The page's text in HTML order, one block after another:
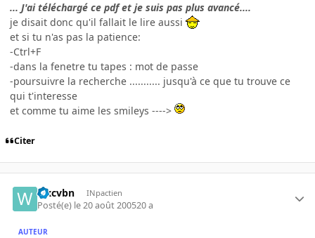
... J'ai téléchargé ce pdf et je suis pas plus avancé....
je disait donc qu'il fallait le lire aussi
et si tu n'as pas la patience:
-Ctrl+F
-dans la fenetre tu tapes : mot de passe
-poursuivre la recherche ........... jusqu'à ce que tu trouve ce
qui t'interesse
et comme tu aime les smileys ---->
Citer
wxcvbn INpactien
Posté(e) le 20 août 200520 a
AUTEUR